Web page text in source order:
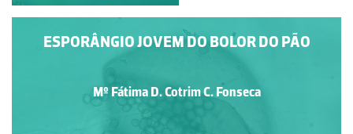
ESPORÂNGIO JOVEM DO BOLOR DO PÃO
Mº Fátima D. Cotrim C. Fonseca